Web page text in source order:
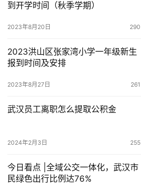
务
航
到开学时间（秋季学期）
2023年8月20日 290
2023洪山区张家湾小学一年级新生
报到时间及安排
2023年8月27日 261
武汉员工离职怎么提取公积金
2024年2月3日 255
今日看点 |全域公交一体化，武汉市
民绿色出行比例达76%